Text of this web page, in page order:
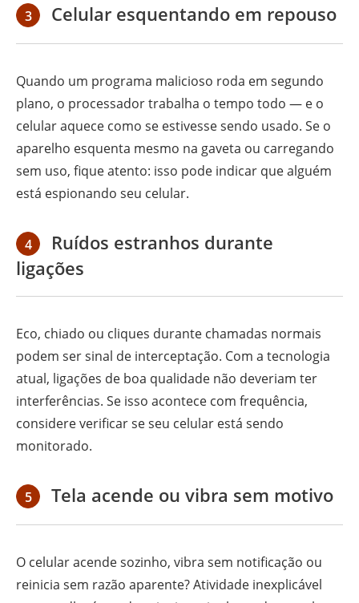
3 Celular esquentando em repouso
Quando um programa malicioso roda em segundo
plano, o processador trabalha o tempo todo — e o
celular aquece como se estivesse sendo usado. Se o
aparelho esquenta mesmo na gaveta ou carregando
sem uso, fique atento: isso pode indicar que alguém
está espionando seu celular.
4
Ruídos estranhos durante
ligações
Eco, chiado ou cliques durante chamadas normais
podem ser sinal de interceptação. Com a tecnologia
atual, ligações de boa qualidade não deveriam ter
interferências. Se isso acontece com frequência,
considere verificar se seu celular está sendo
monitorado.
5 Tela acende ou vibra sem motivo
O celular acende sozinho, vibra sem notificação ou
reinicia sem razão aparente? Atividade inexplicável